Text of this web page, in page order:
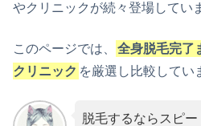
やクリニックが続々登場してい
このページでは、
全身脱毛完了
クリニック を厳選し比較してい
脱毛するならスピ